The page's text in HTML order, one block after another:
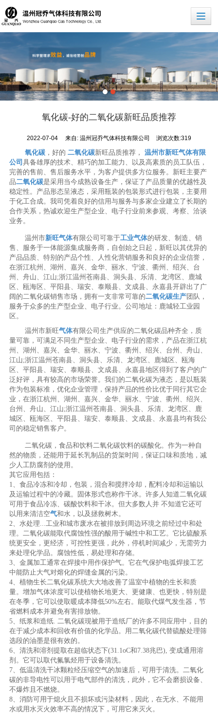
氧化碳-好的二氧化碳新旺品质推荐
2022-07-04 来自:温州冠乔气体科技有限公司 浏览次数:319
氧化碳 ，好的 二氧化碳新旺品质推荐，温州市新旺气体有限
公司具备雄厚的技术、精巧的加工能力、以及高素质的员工队伍，
完善的售前、售后服务水平，为客户提供多方位服务。新旺主要产
品二氧化碳是采用当今成熟设备生产，保证了产品质量的优越性及
稳定性。产品形态呈液态，采用瓶装的包装形式进行包装，主要用
于化工合成。我司凭着良好的信用与服务与多家企业建立了长期的
合作关系，热诚欢迎生产型企业、电子行业前来参观、考察、洽谈
业务。
温州市新旺气体有限公司可靠于工业气体的研发、制造、销
售、服务于一体能源集成服务商，自创始之日起，新旺以其优异的
产品品质、特别的产品个性、人性化营销服务和良好的企业信誉，
在浙江杭州、湖州、嘉兴、金华、丽水、宁波、衢州、绍兴、台
州、舟山、江山;浙江温州苍南县、洞头县、乐清、龙湾区、鹿城
区、瓯海区、平阳县、瑞安、泰顺县、文成县、永嘉县开辟出了广
阔的二氧化碳销售市场，拥有一支非常可靠的二氧化碳生产团队，
服务于众多的生产型企业、电子行业。公司地址：鹿城轻工业园
区。
温州市新旺气体有限公司生产供应的二氧化碳品种齐全，质
量可靠，可满足不同生产型企业、电子行业的需求，产品在浙江杭
州、湖州、嘉兴、金华、丽水、宁波、衢州、绍兴、台州、舟山、
江山;浙江温州苍南县、洞头县、乐清、龙湾区、鹿城区、瓯海
区、平阳县、瑞安、泰顺县、文成县、永嘉县地区得到了客户的广
泛好评，具有较高的市场荣誉。我们的二氧化碳为液态，是以瓶装
作为包装标准，优化企业管理，保持产品的性价比优于同行其它企
业，在浙江杭州、湖州、嘉兴、金华、丽水、宁波、衢州、绍兴、
台州、舟山、江山;浙江温州苍南县、洞头县、乐清、龙湾区、鹿
城区、瓯海区、平阳县、瑞安、泰顺县、文成县、永嘉县均有我公
司的稳定销售客户。
二氧化碳，食品和饮料二氧化碳饮料的碳酸化。作为一种自
然的物质，还能用于延长乳制品的货架时间，保证口味和质地，减
少人工防腐剂的使用。
其它应用包括：
1、食品冷冻和冷却，包装，混合和搅拌冷却，配料冷却和运输以
及运输过程中的冷藏。固体形式也称作干冰。许多人知道二氧化碳
可用于食品冷冻、碳酸饮料和干冰。但大多数人并 不知道它还可
以用来清洁空气和水，以及拯救树木。
2、水处理...工业和城市废水在被排放到周边环境之前经过中和处
理。二氧化碳能取代腐蚀性强的酸用于碱性中和工艺。它比硫酸系
统更安全，更经济，可控性更强，此外，停机时间减少，无需劳力
来处理化学品。腐蚀性低，易处理和存储。
3、金属加工通常在焊接中用作保护气。它在气保护电弧焊接工艺
中能防止大气对熔化的焊缝金属的污染。
4、植物生长二氧化碳系统大大地改善了温室中植物的生长和质
量。增加气体浓度可以使植物长地更大、更健康、也更快，特别是
在冬季，它可以使取暖成本降低50%左右。能取代煤气发生器，节
省燃料成本并避免有害排放物。
5、纸浆和造纸. 二氧化碳现被用于造纸厂的许多不同应用中，目的
在于减少成本和回收有价值的化学品。用二氧化碳代替硫酸处理筛
选段的油墨是很有效的。
6、清洗和溶剂提取在超临状态下(31.1oC和7.38兆巴), 变成通用溶
剂。它可以取代氟氯烃用于设备清洗。
7、低温清洗干冰颗粒经压缩空气的加速后，可用于清洗。二氧化
碳的非导电性可以用于电气部件的清洗，此外，它不会磨损设备、
不爆炸且不燃烧。
8、消防可用于熄火且不损坏或污染材料，因此，在无水、不能用
水或用水灭火效率不高的情况下，可用它来灭火。